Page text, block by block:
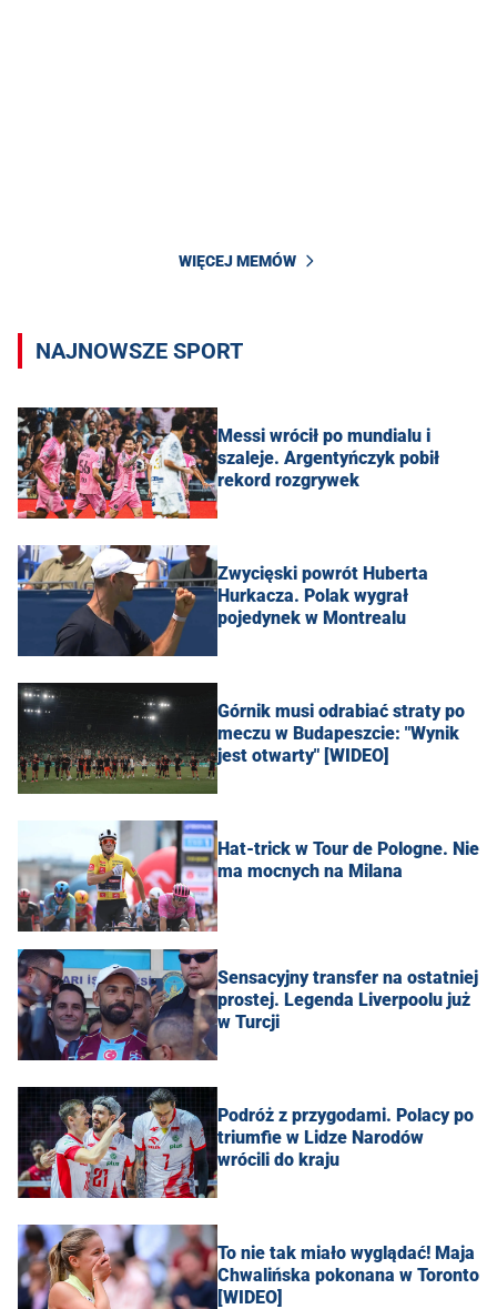
WIĘCEJ MEMÓW
NAJNOWSZE SPORT
Messi wrócił po mundialu i
szaleje. Argentyńczyk pobił
rekord rozgrywek
Zwycięski powrót Huberta
Hurkacza. Polak wygrał
pojedynek w Montrealu
Górnik musi odrabiać straty po
meczu w Budapeszcie: "Wynik
jest otwarty" [WIDEO]
Hat-trick w Tour de Pologne. Nie
ma mocnych na Milana
Sensacyjny transfer na ostatniej
prostej. Legenda Liverpoolu już
w Turcji
Podróż z przygodami. Polacy po
triumfie w Lidze Narodów
wrócili do kraju
To nie tak miało wyglądać! Maja
Chwalińska pokonana w Toronto
[WIDEO]